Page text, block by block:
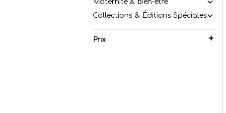
Maternité & Bien-être
Collections & Éditions Spéciales
Prix